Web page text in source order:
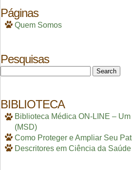
Páginas
Quem Somos
Pesquisas
for:
BIBLIOTECA
Biblioteca Médica ON-LINE –
(MSD)
Como Proteger e Ampliar Seu
Descritores em Ciência da